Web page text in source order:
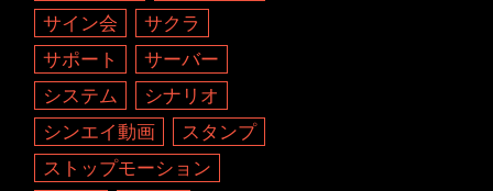
サイン会
サクラ
サポート
サーバー
システム
シナリオ
シンエイ動画
スタンプ
ストップモーション